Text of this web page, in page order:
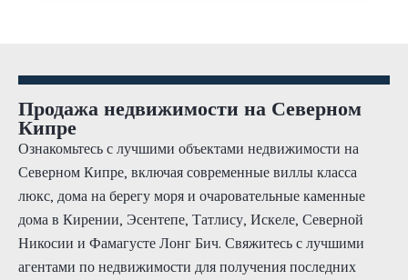
Продажа недвижимости на Северном
Кипре
Ознакомьтесь с лучшими объектами недвижимости на
Северном Кипре, включая современные виллы класса
люкс, дома на берегу моря и очаровательные каменные
дома в Кирении, Эсентепе, Татлису, Искеле, Северной
Никосии и Фамагусте Лонг Бич. Свяжитесь с лучшими
агентами по недвижимости для получения последних